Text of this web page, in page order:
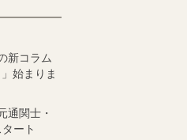
新コラム
始まりま
通関士・
ート